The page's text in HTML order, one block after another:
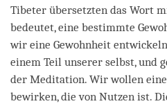
Tibeter übersetzten das Wort
bedeutet, eine bestimmte
wir eine Gewohnheit
einem Teil unserer selbst, und
der Meditation. Wir wollen
bewirken, die von Nutzen ist.